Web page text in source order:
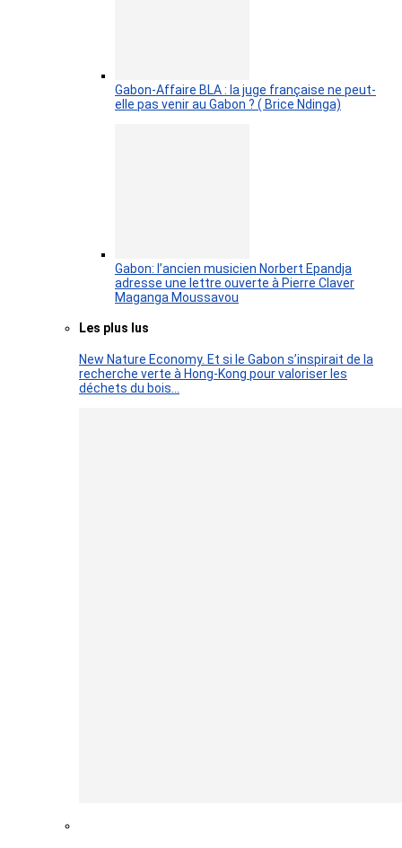
Gabon-Affaire BLA : la juge française ne peut-
elle pas venir au Gabon ? ( Brice Ndinga)
Gabon: l’ancien musicien Norbert Epandja
adresse une lettre ouverte à Pierre Claver
Maganga Moussavou
Les plus lus
New Nature Economy. Et si le Gabon s’inspirait de la
recherche verte à Hong-Kong pour valoriser les
déchets du bois…